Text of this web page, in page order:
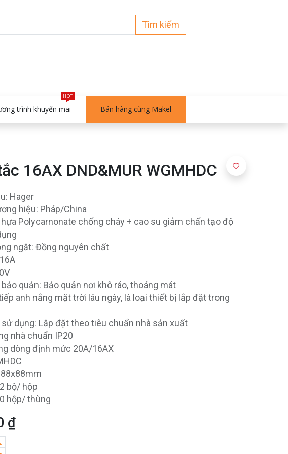
Tìm kiếm
trình khuyến mãi
HOT
Bán hàng cùng Makel
16AX DND&MUR WGMHDC
Hager
hiệu: Pháp/China
Polycarnonate chống cháy + cao su giảm chấn tạo độ
ngắt: Đồng nguyên chất
quản: Bảo quản nơi khô ráo, thoáng mát
anh nắng mặt trời lâu ngày, là loại thiết bị lắp đặt trong
dụng: Lắp đặt theo tiêu chuẩn nhà sản xuất
nhà chuẩn IP20
dòng định mức 20A/16AX
bộ/ hộp
hộp/ thùng
₫